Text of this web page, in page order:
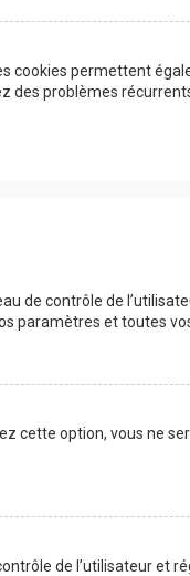
cookies permettent
des problèmes
de contrôle de
paramètres et toutes
cette option, vous ne
de l’utilisateur et